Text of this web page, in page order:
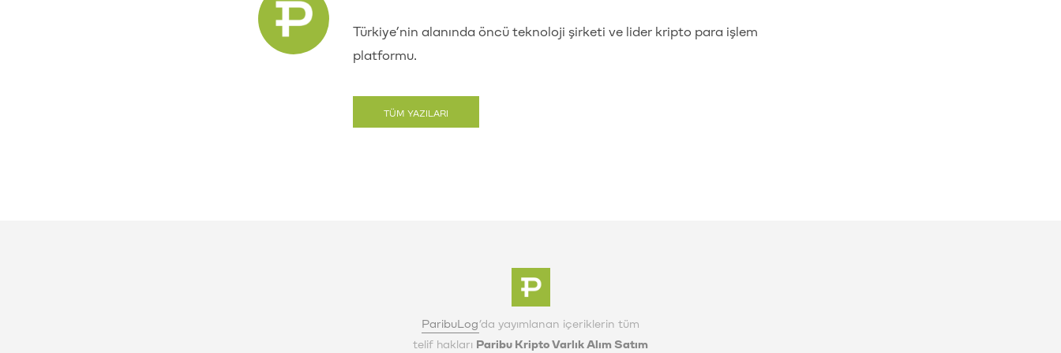
Türkiye’nin alanında öncü teknoloji şirketi ve lider kripto para işlem
platformu.
TÜM YAZILARI
ParibuLog’da yayımlanan içeriklerin tüm
telif hakları Paribu Kripto Varlık Alım Satım